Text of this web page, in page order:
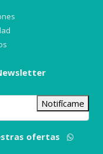
Notifícame
ofertas